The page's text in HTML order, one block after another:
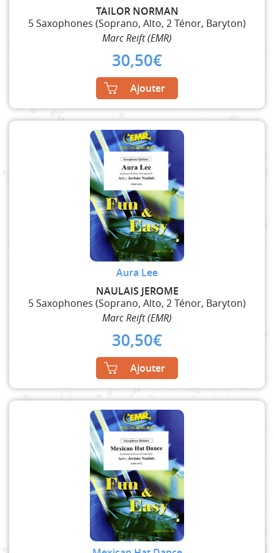
TAILOR NORMAN
5 Saxophones (Soprano, Alto, 2 Ténor, Baryton)
Marc Reift (EMR)
30,50€
Ajouter
Aura Lee
NAULAIS JEROME
5 Saxophones (Soprano, Alto, 2 Ténor, Baryton)
Marc Reift (EMR)
30,50€
Ajouter